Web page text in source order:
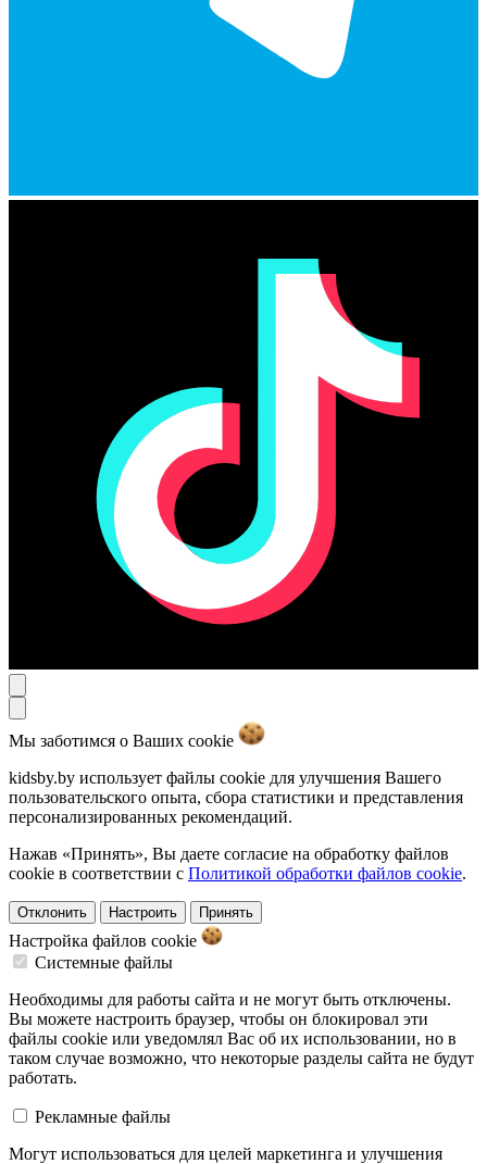
Мы заботимся о Ваших cookie
kidsby.by использует файлы cookie для улучшения Вашего
пользовательского опыта, сбора статистики и представления
персонализированных рекомендаций.
Нажав «Принять», Вы даете согласие на обработку файлов
cookie в соответствии с Политикой обработки файлов cookie.
Отклонить Настроить Принять
Настройка файлов cookie
Системные файлы
Необходимы для работы сайта и не могут быть отключены.
Вы можете настроить браузер, чтобы он блокировал эти
файлы cookie или уведомлял Вас об их использовании, но в
таком случае возможно, что некоторые разделы сайта не будут
работать.
Рекламные файлы
Могут использоваться для целей маркетинга и улучшения